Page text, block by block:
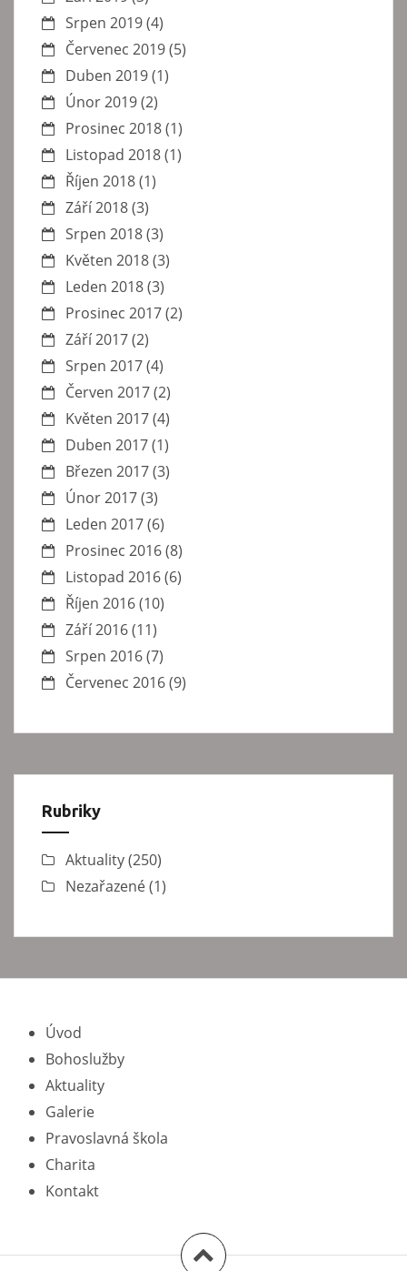
Srpen 2019(4)
Červenec 2019(5)
Duben 2019(1)
Únor 2019(2)
Prosinec 2018(1)
Listopad 2018(1)
Říjen 2018(1)
Září 2018(3)
Srpen 2018(3)
Květen 2018(3)
Leden 2018(3)
Prosinec 2017(2)
Září 2017(2)
Srpen 2017(4)
Červen 2017(2)
Květen 2017(4)
Duben 2017(1)
Březen 2017(3)
Únor 2017(3)
Leden 2017(6)
Prosinec 2016(8)
Listopad 2016(6)
Říjen 2016(10)
Září 2016(11)
Srpen 2016(7)
Červenec 2016(9)
Rubriky
Aktuality(250)
Nezařazené(1)
Úvod
Bohoslužby
Aktuality
Galerie
Pravoslavná škola
Charita
Kontakt